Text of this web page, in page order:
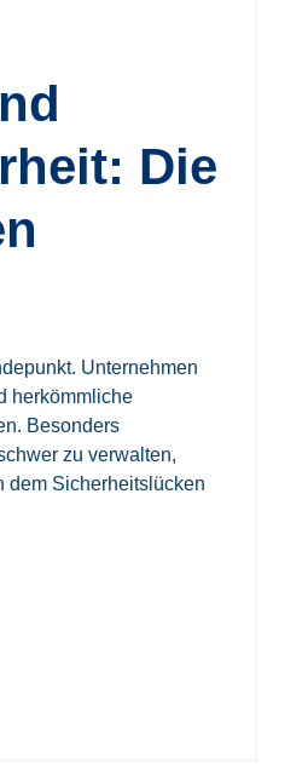
Die
Unternehmen
herkömmliche
Besonders
zu verwalten,
dem Sicherheitslücken